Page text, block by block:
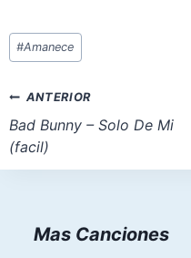
Etiquetas
de
entrada:
#Amanece
Navegación
de
entradas
ANTERIOR
Bad Bunny – Solo De Mi
(facil)
Mas Canciones